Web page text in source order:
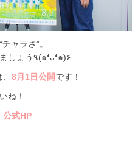
ャラさ”。
こちらはスクリーンでチェックしましょう٩(๑❛ᴗ❛๑)۶
8月1日公開です！
ね！
式HP